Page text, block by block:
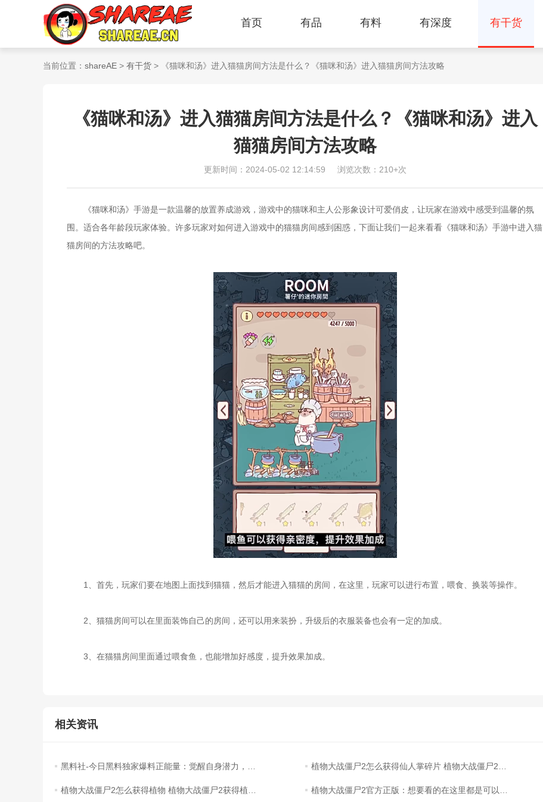
首页 有品 有料 有深度 有干货
当前位置： shareAE > 有干货 > 《猫咪和汤》进入猫猫房间方法是什么？《猫咪和汤》进入猫猫房间方法攻略
《猫咪和汤》进入猫猫房间方法是什么？《猫咪和汤》进入
猫猫房间方法攻略
更新时间：2024-05-02 12:14:59 浏览次数：210+次
《猫咪和汤》手游是一款温馨的放置养成游戏，游戏中的猫咪和主人公形象设计可爱俏皮，让玩家在游戏中感受到温馨的氛
围。适合各年龄段玩家体验。许多玩家对如何进入游戏中的猫猫房间感到困惑，下面让我们一起来看看《猫咪和汤》手游中进入猫
猫房间的方法攻略吧。
1、首先，玩家们要在地图上面找到猫猫，然后才能进入猫猫的房间，在这里，玩家可以进行布置，喂食、换装等操作。
2、猫猫房间可以在里面装饰自己的房间，还可以用来装扮，升级后的衣服装备也会有一定的加成。
3、在猫猫房间里面通过喂食鱼，也能增加好感度，提升效果加成。
相关资讯